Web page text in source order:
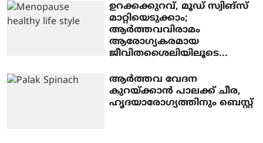
ഉറക്കക്കുറവ്, മൂഡ് സ്വിങ്സ്
മാറ്റിയെടുക്കാം;
ആർത്തവവിരാമം
ആരോഗ്യകരമായ
ജീവിതശൈലിയിലൂടെ...
ആർത്തവ വേദന
കുറയ്ക്കാൻ പാലക്ക് ചീര,
ഹൃദയാരോഗ്യത്തിനും ബെസ്റ്റ്